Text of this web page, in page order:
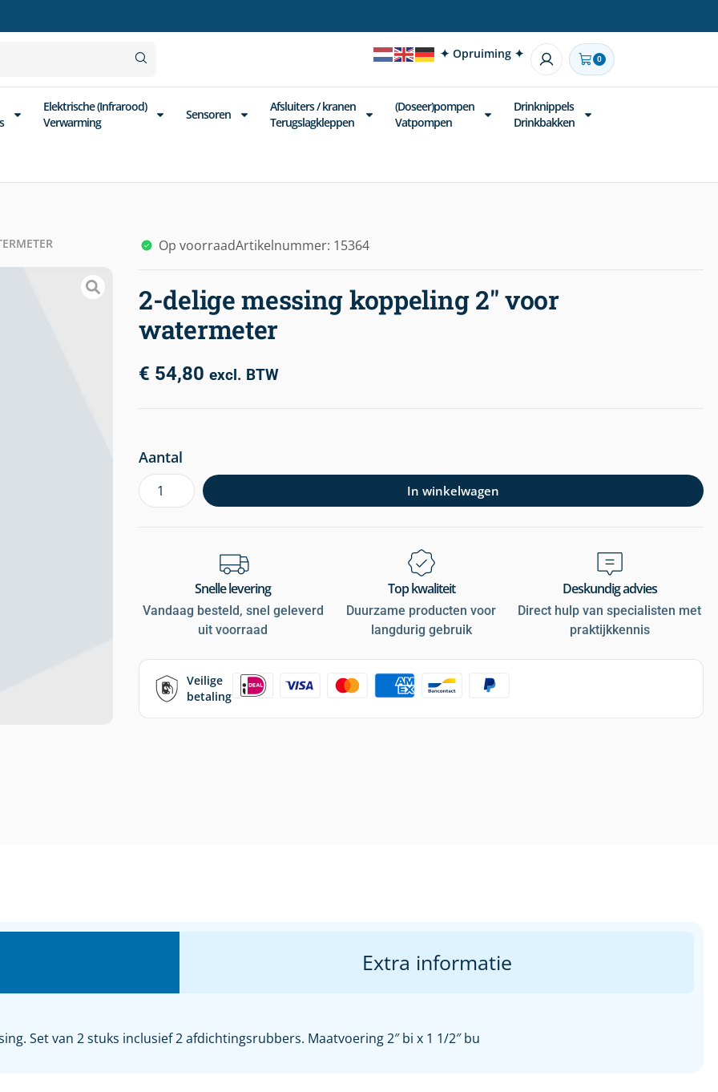
✦ Opruiming ✦ 0
Elektrische (Infrarood)
Verwarming
Sensoren
Afsluiters / kranen
Terugslagkleppen
(Doseer)pompen
Vatpompen
Drinknippels
Drinkbakken
Op voorraadArtikelnummer: 15364
2-delige messing koppeling 2″ voor
watermeter
€ 54,80 excl. BTW
Aantal
In winkelwagen
Snelle levering
Vandaag besteld, snel geleverd
uit voorraad
Top kwaliteit
Duurzame producten voor
langdurig gebruik
Deskundig advies
Direct hulp van specialisten met
praktijkkennis
Veilige
betaling
Extra informatie
Set van 2 stuks inclusief 2 afdichtingsrubbers. Maatvoering 2″ bi x 1 1/2″ bu